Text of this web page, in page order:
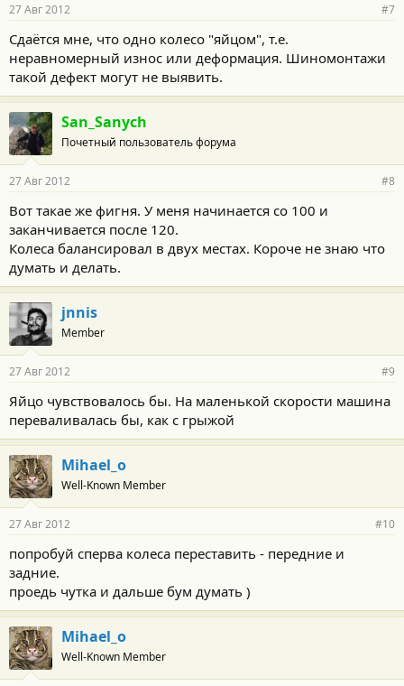
27 Авг 2012 #7
Сдаётся мне, что одно колесо "яйцом", т.е.
неравномерный износ или деформация. Шиномонтажи
такой дефект могут не выявить.
San_Sanych
Почетный пользователь форума
27 Авг 2012 #8
Вот такае же фигня. У меня начинается со 100 и
заканчивается после 120.
Колеса балансировал в двух местах. Короче не знаю что
думать и делать.
jnnis
Member
27 Авг 2012 #9
Яйцо чувствовалось бы. На маленькой скорости машина
переваливалась бы, как с грыжой
Mihael_o
Well-Known Member
27 Авг 2012 #10
попробуй сперва колеса переставить - передние и
задние.
проедь чутка и дальше бум думать )
Mihael_o
Well-Known Member